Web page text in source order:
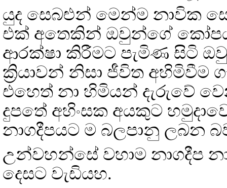
යුද සෙබළුන් මෙන්ම නාවික
එක් අතෙකින් ඔවුන්ගේ කෝපය
ආරක්ෂා කිරීමට පැමිණ සිටි
ක්‍රියාවන් නිසා ජීවිත අහිමිවීම
එහෙත් නා හිමියන් දැරුවේ
දුපතේ අහිංසක අයකුට
නාගදීපයට ම බලපානු ලබන
උන්වහන්සේ වහාම නාගදීප
දෙසට වැඩියහ.